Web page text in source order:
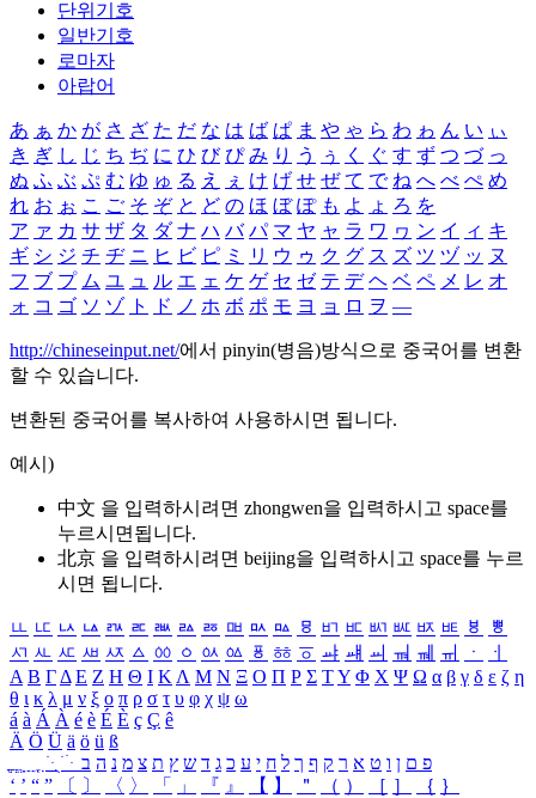
단위기호
일반기호
로마자
아랍어
あ ぁ か が さ ざ た だ な は ば ぱ ま や ゃ ら わ ゎ ん い ぃ
き ぎ し じ ち ぢ に ひ び ぴ み り う ぅ く ぐ す ず つ づ っ
ぬ ふ ぶ ぷ む ゆ ゅ る え ぇ け げ せ ぜ て で ね へ べ ぺ め
れ お ぉ こ ご そ ぞ と ど の ほ ぼ ぽ も よ ょ ろ を
ア ァ カ サ ザ タ ダ ナ ハ バ パ マ ヤ ャ ラ ワ ヮ ン イ ィ キ
ギ シ ジ チ ヂ ニ ヒ ビ ピ ミ リ ウ ゥ ク グ ス ズ ツ ヅ ッ ヌ
フ ブ プ ム ユ ュ ル エ ェ ケ ゲ セ ゼ テ デ ヘ ベ ペ メ レ オ
ォ コ ゴ ソ ゾ ト ド ノ ホ ボ ポ モ ヨ ョ ロ ヲ ―
http://chineseinput.net/에서 pinyin(병음)방식으로 중국어를 변환
할 수 있습니다.
변환된 중국어를 복사하여 사용하시면 됩니다.
예시)
中文 을 입력하시려면 zhongwen을 입력하시고 space를
누르시면됩니다.
北京 을 입력하시려면 beijing을 입력하시고 space를 누르
시면 됩니다.
ㅥ ㅦ ㅧ ㅨ ㅩ ㅪ ㅫ ㅬ ㅭ ㅮ ㅯ ㅰ ㅱ ㅲ ㅳ ㅴ ㅵ ㅶ ㅷ ㅸ
ㅹ
ㅺ ㅻ ㅼ ㅽ ㅾ ㅿ ㆀ ㆁ ㆂ ㆃ ㆄ ㆅ ㆆ ㆇ ㆈ ㆉ ㆊ ㆋ ㆌ ㆍ
ㆎ
Α Β ΓΔ Ε Ζ Η Θ Ι ΚΛ Μ Ν Ξ Ο Π Ρ Σ ΤΥ Φ Χ Ψ Ω α β γ δ ε ζ η
θ ι κ λ μ ν ξ ο π ρ σ τ υ φ χ ψ ω
á à Á À é è É È ç Ç ê
Ä Ö Ü ä ö ü ß
ִֶֹ ֻּ ׁׂ פ ם ן ו ט א ר ק ף ך ל ח י ע כ ג ד ש ץ ת צ מ נ ה ב
‘ ’ “ ” 〔 〕 〈 〉 「 」 『 』 【 】 ＂ （ ） ［ ］ ｛ ｝